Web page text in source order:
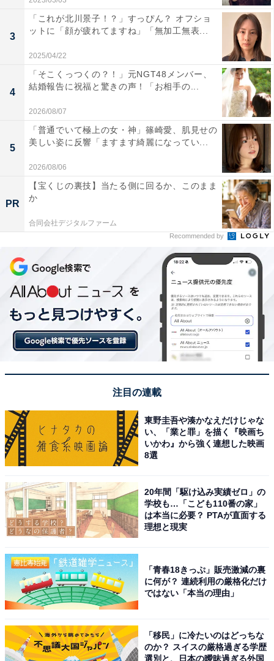
3
「これが北川景子！？」すっぴん？ オフショ
ットに「顔が疲れてますね」「無加工無表...
2025/04/22
4
「そこくっつくの？！」元NGT48メンバー、
結婚報告に祝福と驚きの声！「お相手の...
2026/08/07
5
「普通でいて極上の女・神」篠崎愛、肌見せの
美しい姿に反響「ますます綺麗になってい...
2026/08/06
PR
【宝くじの裏技】当たる側に回るか、このまま
か
合同会社デジタルファーム
Recommended by
注目の連載
東野圭吾や湊かなえだけじゃな
い、「業と罪」を描く『映画ち
いかわ』から強く連想した映画
8選
20年間「駆け込み実績ゼロ」の
学校も…「こども110番の家」
は本当に必要？ PTAが直面する
理想と現実
「青春18きっぷ」販売激減の裏
に何が？ 連続利用の厳格化だけ
ではない「本当の理由」
「移民」に冷たいのはどっちな
のか？ スイスの厳格過ぎる学歴
選別と、日本の曖昧過ぎる外国